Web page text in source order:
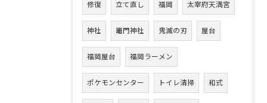
修復 立て直し 福岡 太宰府天満宮
神社 竈門神社 鬼滅の刃 屋台
福岡屋台 福岡ラーメン
ポケモンセンター トイレ清掃 和式